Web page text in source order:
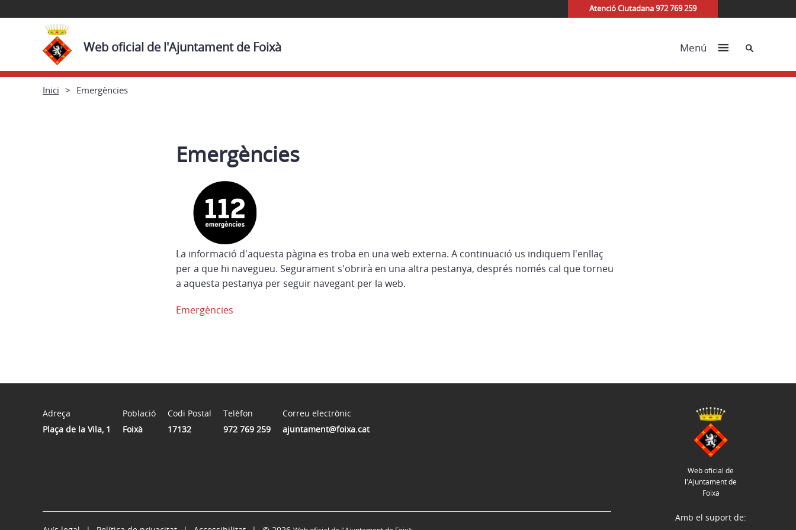
Atenció Ciutadana 972 769 259
Web oficial de l'Ajuntament de Foixà Menú Cerca
Inici Emergències
Emergències
La informació d'aquesta pàgina es troba en una web externa. A continuació us indiquem l'enllaç
per a que hi navegueu. Segurament s'obrirà en una altra pestanya, després només cal que torneu
a aquesta pestanya per seguir navegant per la web.
Emergències
Adreça
Plaça de la Vila, 1
Població
Foixà
Codi Postal
17132
Telèfon
972 769 259
Correu electrònic
ajuntament@foixa.cat
Web oficial de
l'Ajuntament de
Foixà
Amb el suport de: